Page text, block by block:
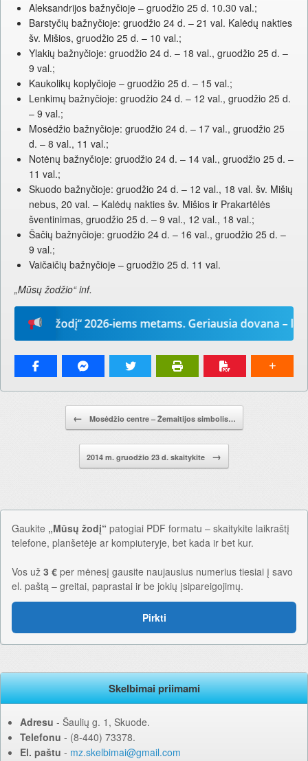
Aleksandrijos bažnyčioje – gruodžio 25 d. 10.30 val.;
Barstyčių bažnyčioje: gruodžio 24 d. – 21 val. Kalėdų nakties
šv. Mišios, gruodžio 25 d. – 10 val.;
Ylakių bažnyčioje: gruodžio 24 d. – 18 val., gruodžio 25 d. –
9 val.;
Kaukolikų koplyčioje – gruodžio 25 d. – 15 val.;
Lenkimų bažnyčioje: gruodžio 24 d. – 12 val., gruodžio 25 d.
– 9 val.;
Mosėdžio bažnyčioje: gruodžio 24 d. – 17 val., gruodžio 25
d. – 8 val., 11 val.;
Notėnų bažnyčioje: gruodžio 24 d. – 14 val., gruodžio 25 d. –
11 val.;
Skuodo bažnyčioje: gruodžio 24 d. – 12 val., 18 val. šv. Mišių
nebus, 20 val. – Kalėdų nakties šv. Mišios ir Prakartėlės
šventinimas, gruodžio 25 d. – 9 val., 12 val., 18 val.;
Šačių bažnyčioje: gruodžio 24 d. – 16 val., gruodžio 25 d. –
9 val.;
Vaičaičių bažnyčioje – gruodžio 25 d. 11 val.
„Mūsų žodžio“ inf.
žodį“ 2026-iems metams. Geriausia dovana –
Pranešimo navigacija.
← Mosėdžio centre – Žemaitijos simbolis…
2014 m. gruodžio 23 d. skaitykite →
Gaukite „Mūsų žodį“ patogiai PDF formatu – skaitykite laikraštį
telefone, planšetėje ar kompiuteryje, bet kada ir bet kur.
Vos už 3 € per mėnesį gausite naujausius numerius tiesiai į savo
el. paštą – greitai, paprastai ir be jokių įsipareigojimų.
Pirkti
Skelbimai priimami
Adresu ‐ Šaulių g. 1, Skuode.
Telefonu ‐ (8-440) 73378.
El. paštu ‐ mz.skelbimai@gmail.com